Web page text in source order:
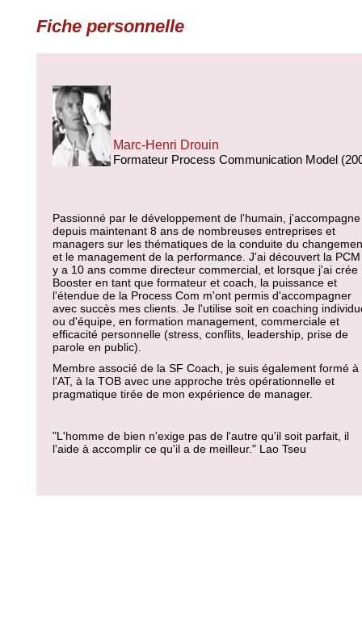
Fiche personnelle
Marc-Henri Drouin
Formateur Process Communication Model
Passionné par le développement de l'humain, j'accompagne
depuis maintenant 8 ans de nombreuses entreprises et
managers sur les thématiques de la conduite du
et le management de la performance. J'ai découvert la
y a 10 ans comme directeur commercial, et lorsque j'ai crée
Booster en tant que formateur et coach, la puissance et
l'étendue de la Process Com m'ont permis d'accompagner
avec succès mes clients. Je l'utilise soit en coaching
ou d'équipe, en formation management, commerciale et
efficacité personnelle (stress, conflits, leadership, prise de
parole en public).
Membre associé de la SF Coach, je suis également formé à
l'AT, à la TOB avec une approche très opérationnelle et
pragmatique tirée de mon expérience de manager.
"L'homme de bien n'exige pas de l'autre qu'il soit parfait, il
l'aide à accomplir ce qu'il a de meilleur." Lao Tseu